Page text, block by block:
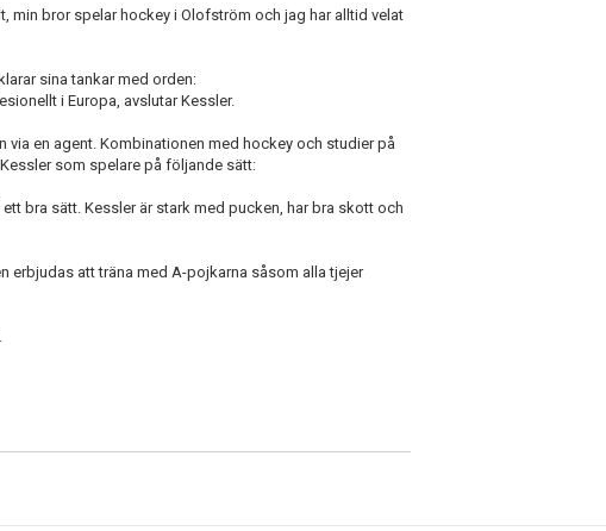
min bror spelar hockey i Olofström och jag har alltid velat
sina tankar med orden:
i Europa, avslutar Kessler.
en agent. Kombinationen med hockey och studier på
som spelare på följande sätt:
bra sätt. Kessler är stark med pucken, har bra skott och
erbjudas att träna med A-pojkarna såsom alla tjejer